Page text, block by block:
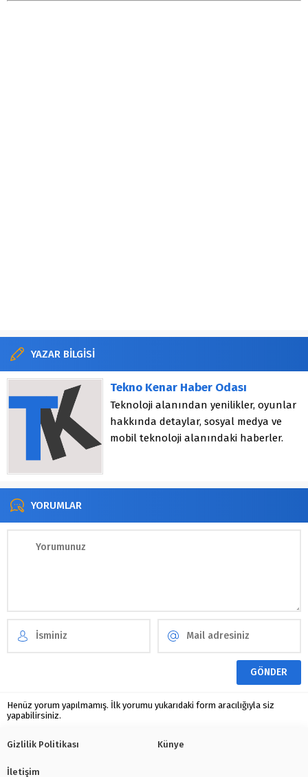
YAZAR BİLGİSİ
Tekno Kenar Haber Odası
Teknoloji alanından yenilikler, oyunlar
hakkında detaylar, sosyal medya ve
mobil teknoloji alanındaki haberler.
YORUMLAR
Henüz yorum yapılmamış. İlk yorumu yukarıdaki form aracılığıyla siz
yapabilirsiniz.
Gizlilik Politikası Künye
İletişim